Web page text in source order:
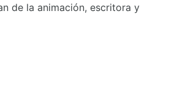
de la animación, escritora y